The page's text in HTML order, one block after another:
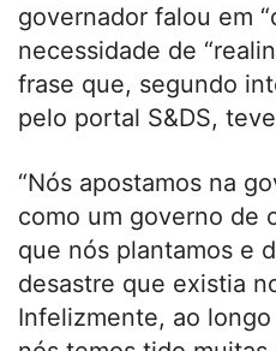
governador falou em
necessidade de
frase que, segundo
pelo portal S&DS,
“Nós apostamos na
como um governo de
que nós plantamos e
desastre que existia
Infelizmente, ao